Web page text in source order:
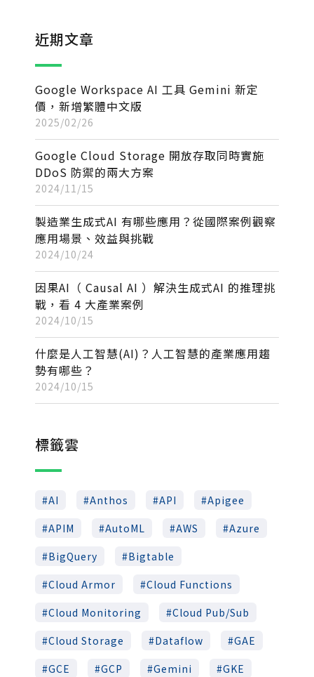
近期文章
Google Workspace AI 工具 Gemini 新定
價，新增繁體中文版
2025/02/26
Google Cloud Storage 開放存取同時實施
DDoS 防禦的兩大方案
2024/11/15
製造業生成式AI 有哪些應用？從國際案例觀察
應用場景、效益與挑戰
2024/10/24
因果AI（ Causal AI ）解決生成式AI 的推理挑
戰，看 4 大產業案例
2024/10/15
什麼是人工智慧(AI)？人工智慧的產業應用趨
勢有哪些？
2024/10/15
標籤雲
AI Anthos API
Apigee
APIM
AutoML AWS
Azure
BigQuery
Bigtable
Cloud Armor
Cloud Functions
Cloud Monitoring
Cloud Pub/Sub
Cloud Storage
Dataflow
GAE
GCE
GCP Gemini
GKE